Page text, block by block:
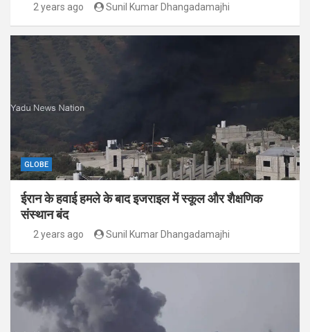
2 years ago Sunil Kumar Dhangadamajhi
GLOBE
ईरान के हवाई हमले के बाद इजराइल में स्कूल और शैक्षणिक
संस्थान बंद
2 years ago Sunil Kumar Dhangadamajhi